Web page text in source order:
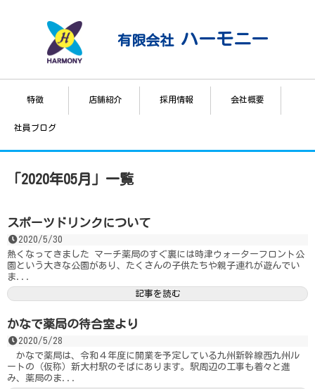
有限会社 ハーモニー
特徴 店舗紹介 採用情報 会社概要
社員ブログ
2020年05月 一覧
スポーツドリンクについて
2020/5/30
熱くなってきました マーチ薬局のすぐ裏には時津ウォーターフロント公
園という大きな公園があり、たくさんの子供たちや親子連れが遊んでい
ま...
記事を読む
かなで薬局の待合室より
2020/5/28
かなで薬局は、令和４年度に開業を予定している九州新幹線西九州ル
ートの（仮称）新大村駅のそばにあります。駅周辺の工事も着々と進
み、薬局のま...